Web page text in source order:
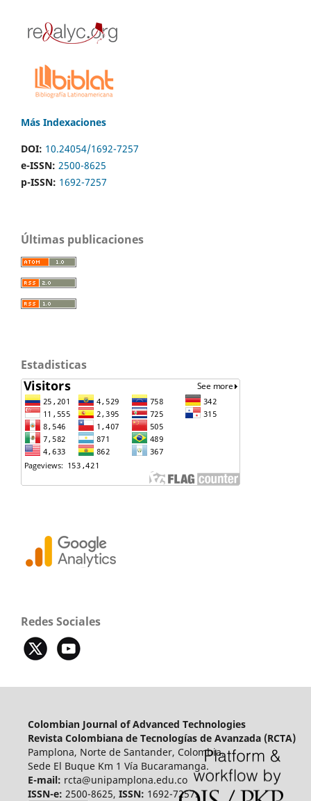
Más Indexaciones
DOI: 10.24054/1692-7257
e-ISSN: 2500-8625
p-ISSN: 1692-7257
Últimas publicaciones
Estadisticas
Redes Sociales
Colombian Journal of Advanced Technologies
Revista Colombiana de Tecnologías de Avanzada (RCTA)
Pamplona, Norte de Santander, Colombia.
Sede El Buque Km 1 Vía Bucaramanga.
E-mail: rcta@unipamplona.edu.co
ISSN-e: 2500-8625, ISSN: 1692-7257.